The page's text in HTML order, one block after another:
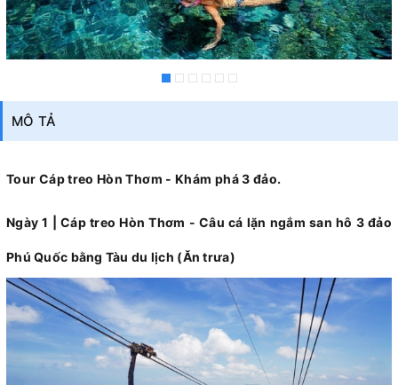
MÔ TẢ
Tour Cáp treo Hòn Thơm - Khám phá 3 đảo.
Ngày 1 | Cáp treo Hòn Thơm - Câu cá lặn ngắm san hô 3 đảo
Phú Quốc bằng Tàu du lịch (Ăn trưa)